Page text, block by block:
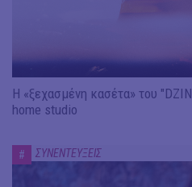
Η «ξεχασμένη κασέτα» του
home studio
# ΣΥΝΕΝΤΕΥΞΕΙΣ